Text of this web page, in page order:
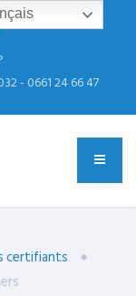
- 0661 24 66 47
certifiants